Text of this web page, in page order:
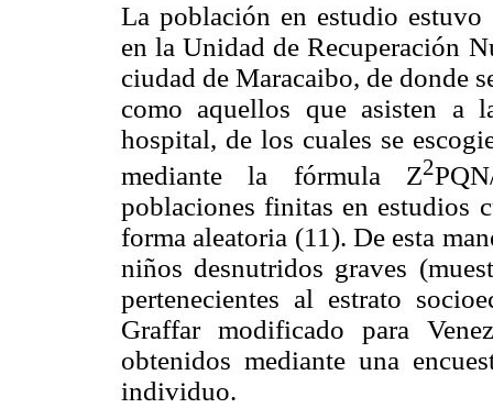
La población en estudio
en la Unidad de Recuperación
ciudad de Maracaibo, de donde
como aquellos que asisten a
hospital, de los cuales se
mediante la fórmula Z2
poblaciones finitas en estudios
forma aleatoria (11). De esta
niños desnutridos graves
pertenecientes al estrato
Graffar modificado para
obtenidos mediante una
individuo.